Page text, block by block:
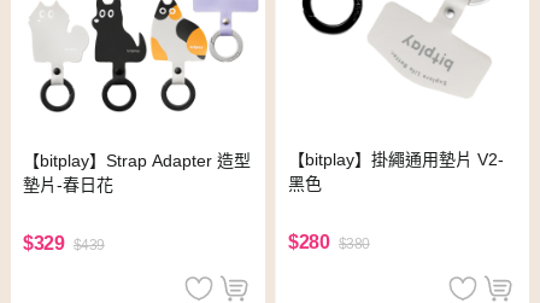
【bitplay】Strap Adapter 造型
墊片-春日花
$329 $439
【bitplay】掛繩通用墊片 V2-
黑色
$280 $380